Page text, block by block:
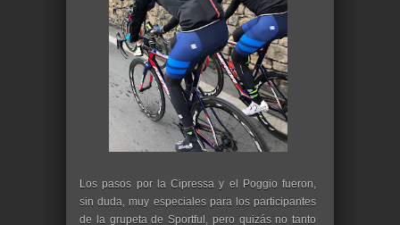
Los pasos por la Cipressa y el Poggio fueron,
sin duda, muy especiales para los participantes
de la grupeta de Sportful, pero quizás no tanto